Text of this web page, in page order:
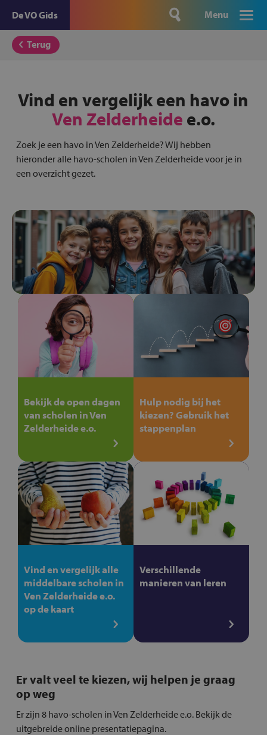
De VO Gids Menu
Terug
Vind en vergelijk een havo in
Ven Zelderheide e.o.
Zoek je een havo in Ven Zelderheide? Wij hebben
hieronder alle havo-scholen in Ven Zelderheide voor je in
een overzicht gezet.
Bekijk de open dagen
van scholen in Ven
Zelderheide e.o.
Hulp nodig bij het
kiezen? Gebruik het
stappenplan
Vind en vergelijk alle
middelbare scholen in
Ven Zelderheide e.o.
op de kaart
Verschillende
manieren van leren
Er valt veel te kiezen, wij helpen je graag
op weg
Er zijn 8 havo-scholen in Ven Zelderheide e.o. Bekijk de
uitgebreide online presentatiepagina.